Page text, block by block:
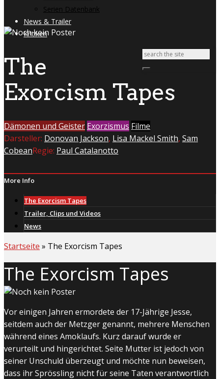
Serien Datenbank
News & Trailer
Kritiken
The
Exorcism Tapes
Dämonen und Geister Exorzismus Filme
Darsteller: Donovan Jackson, Lisa Mackel Smith, Sam
CobeanRegie: Paul Catalanotto
More Info
The Exorcism Tapes
Trailer, Clips und Videos
News
Startseite » The Exorcism Tapes
The Exorcism Tapes
Vor einigen Jahren ermordete der 17-Jährige Jesse,
seitdem auch der Metzger genannt, mehrere Menschen
während eines Amoklaufs. Kurz darauf wurde er
verurteilt und hingerichtet. Seite Mutter ist jedoch von
seiner Unschuld überzeugt und möchte nun beweisen,
dass ihr Sprössling nicht für seine Taten verantwortlich